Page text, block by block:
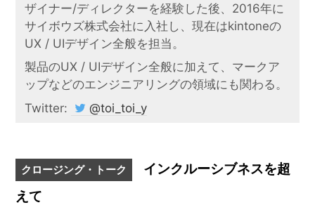
ザイナー/ディレクターを経験した後、2016年に
サイボウズ株式会社に入社し、現在はkintoneの
UX / UIデザイン全般を担当。
製品のUX / UIデザイン全般に加えて、マークア
ップなどのエンジニアリングの領域にも関わる。
Twitter:
@toi_toi_y
クロージング・トーク
インクルーシブネスを超
えて